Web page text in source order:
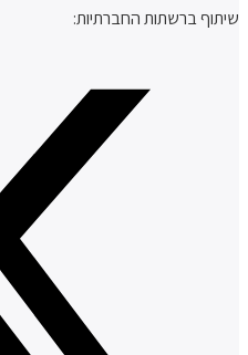
שיתוף ברשתות החברתיות: